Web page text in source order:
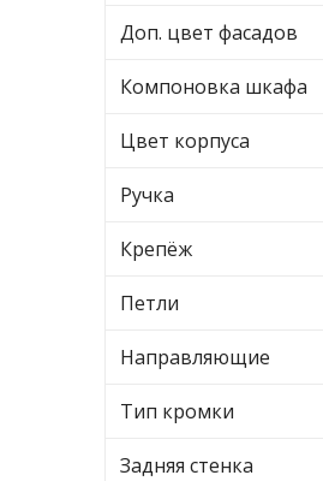
Доп. цвет фасадов
Компоновка шкафа
Цвет корпуса
Ручка
Крепёж
Петли
Направляющие
Тип кромки
Задняя стенка